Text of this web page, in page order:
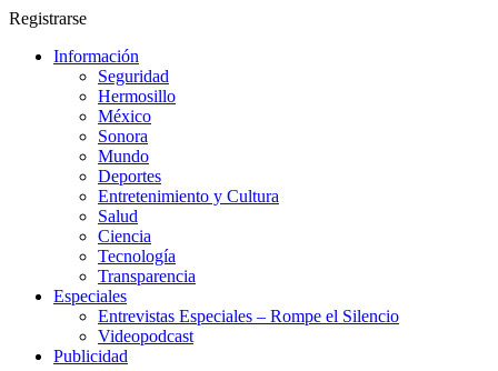
Registrarse
Información
Seguridad
Hermosillo
México
Sonora
Mundo
Deportes
Entretenimiento y Cultura
Salud
Ciencia
Tecnología
Transparencia
Especiales
Entrevistas Especiales – Rompe el Silencio
Videopodcast
Publicidad